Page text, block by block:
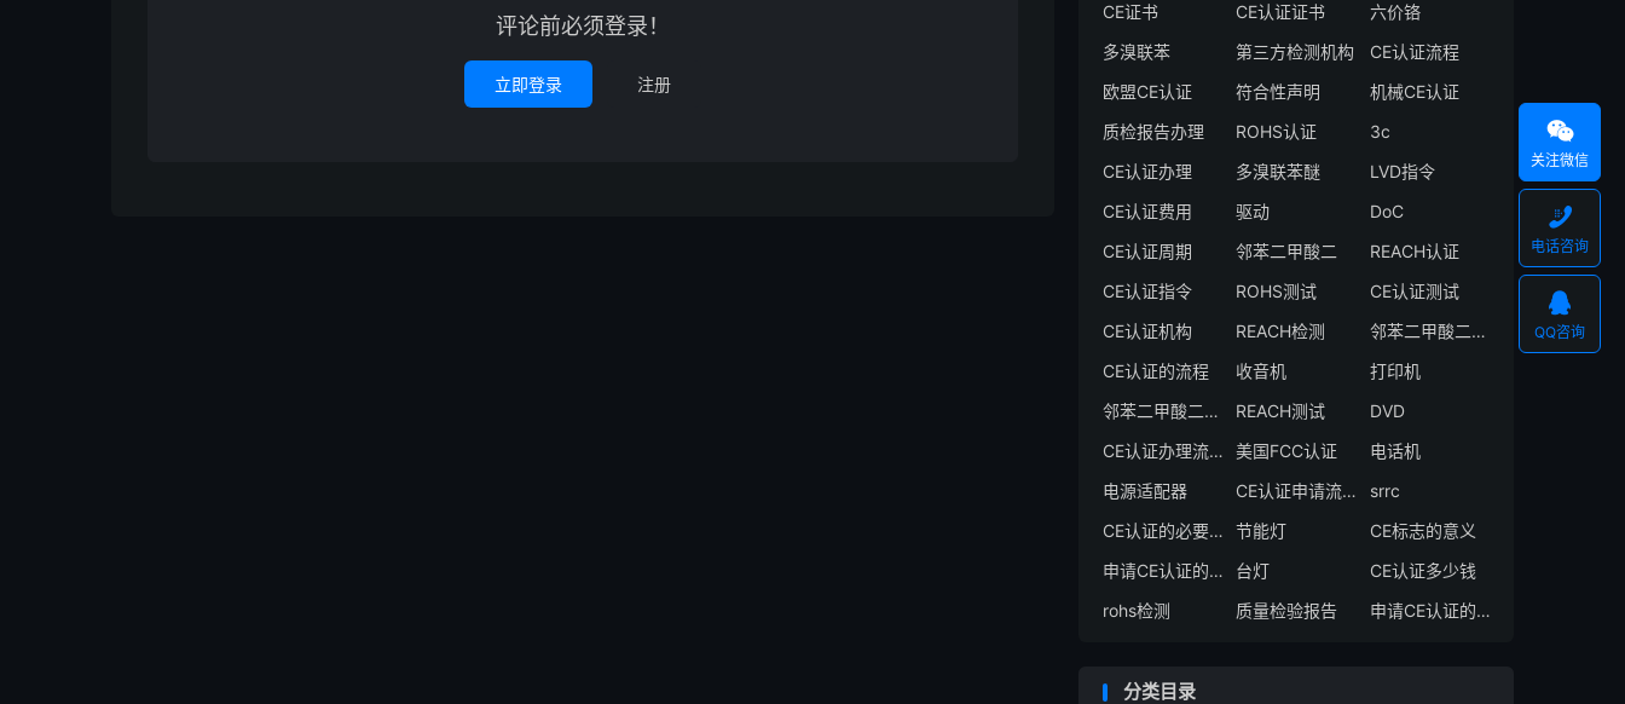
评论前必须登录！
立即登录 注册
CE证书
CE认证证书
六价铬
多溴联苯
第三方检测机构
CE认证流程
欧盟CE认证
符合性声明
机械CE认证
质检报告办理
ROHS认证
3c
CE认证办理
多溴联苯醚
LVD指令
CE认证费用
驱动
DoC
CE认证周期
邻苯二甲酸二
REACH认证
CE认证指令
ROHS测试
CE认证测试
CE认证机构
REACH检测
邻苯二甲酸二异丁酯
CE认证的流程
收音机
打印机
邻苯二甲酸二丁酯
REACH测试
DVD
CE认证办理流程
美国FCC认证
电话机
电源适配器
CE认证申请流程
srrc
CE认证的必要性
节能灯
CE标志的意义
申请CE认证的必要性
台灯
CE认证多少钱
rohs检测
质量检验报告 申请CE认证的好处
分类目录

关注微信

电话咨询

QQ咨询